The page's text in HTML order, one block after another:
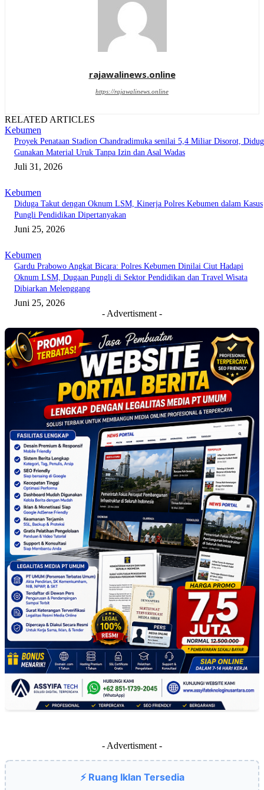
rajawalinews.online
https://rajawalinews.online
RELATED ARTICLES
Kebumen
Proyek Penataan Stadion Chandradimuka senilai 5,4 Miliar Disorot,
Gunakan Material Uruk Tanpa Izin dan Asal Wadas
Juli 31, 2026
Kebumen
Diduga Takut dengan Oknum LSM, Kinerja Polres Kebumen dalam Kasus
Pungli Pendidikan Dipertanyakan
Juni 25, 2026
Kebumen
Gardu Prabowo Angkat Bicara: Polres Kebumen Dinilai Ciut Hadapi
Oknum LSM, Dugaan Pungli di Sektor Pendidikan dan Travel Wisata
Dibiarkan Melenggang
Juni 25, 2026
- Advertisment -
- Advertisment -
⚡ Ruang Iklan Tersedia